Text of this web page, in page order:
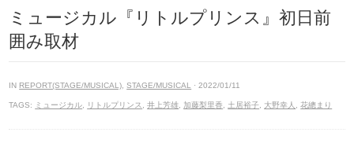
ミュージカル『リトルプリンス』初日前
囲み取材
IN REPORT(STAGE/MUSICAL) ,STAGE/MUSICAL · 2022/01/11
TAGS: ミュージカル リトルプリンス ,井上芳雄 加藤梨里香 土居裕子 大野幸人 ,花總まり